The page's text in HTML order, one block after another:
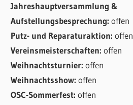
Jahreshauptversammlung &
Aufstellungsbesprechung:offen
Putz- und Reparaturaktion:offen
Vereinsmeisterschaften:offen
Weihnachtsturnier:offen
Weihnachtsshow:offen
OSC-Sommerfest:offen